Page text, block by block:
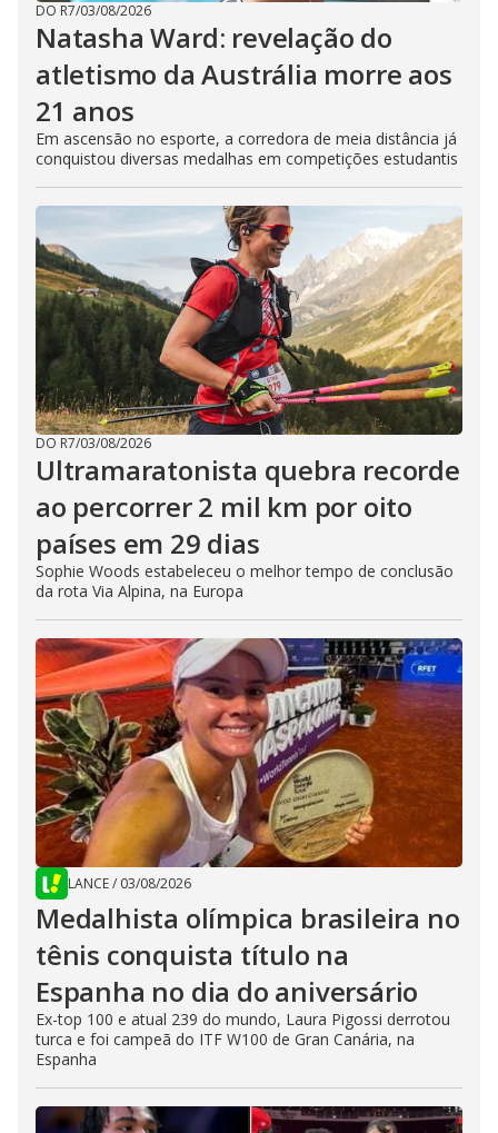
DO R7/03/08/2026
Natasha Ward: revelação do
atletismo da Austrália morre aos
21 anos
Em ascensão no esporte, a corredora de meia distância já
conquistou diversas medalhas em competições estudantis
DO R7/03/08/2026
Ultramaratonista quebra recorde
ao percorrer 2 mil km por oito
países em 29 dias
Sophie Woods estabeleceu o melhor tempo de conclusão
da rota Via Alpina, na Europa
LANCE/ 03/08/2026
Medalhista olímpica brasileira no
tênis conquista título na
Espanha no dia do aniversário
Ex-top 100 e atual 239 do mundo, Laura Pigossi derrotou
turca e foi campeã do ITF W100 de Gran Canária, na
Espanha